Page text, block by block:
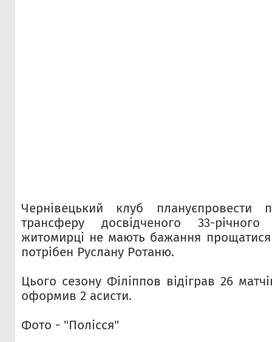
Чернівецький клуб плануєпровести
трансферу досвідченого 33-
житомирці не мають бажання
потрібен Руслану Ротаню.
Цього сезону Філіппов відіграв 26
оформив 2 асисти.
Фото - "Полісся"